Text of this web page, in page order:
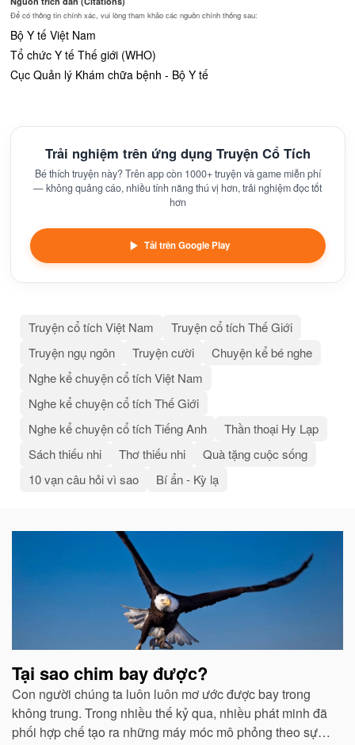
Để có thông tin chính xác, vui lòng tham khảo các nguồn chính thống sau:
Bộ Y tế Việt Nam
Tổ chức Y tế Thế giới (WHO)
Cục Quản lý Khám chữa bệnh - Bộ Y tế
Trải nghiệm trên ứng dụng Truyện Cổ Tích
Bé thích truyện này? Trên app còn 1000+ truyện và game miễn phí
— không quảng cáo, nhiều tính năng thú vị hơn, trải nghiệm đọc tốt
hơn
Tải trên Google Play
Truyện cổ tích Việt Nam
Truyện cổ tích Thế Giới
Truyện ngụ ngôn
Truyện cười
Chuyện kể bé nghe
Nghe kể chuyện cổ tích Việt Nam
Nghe kể chuyện cổ tích Thế Giới
Nghe kể chuyện cổ tích Tiếng Anh
Thần thoại Hy Lạp
Sách thiếu nhi
Thơ thiếu nhi
Quà tặng cuộc sống
10 vạn câu hỏi vì sao
Bí ẩn - Kỳ lạ
Bài
liên
Tại sao chim bay được?
Con người chúng ta luôn luôn mơ ước được bay trong
không trung. Trong nhiều thế kỷ qua, nhiều phát minh đã
phối hợp chế tạo ra những máy móc mô phỏng theo sự